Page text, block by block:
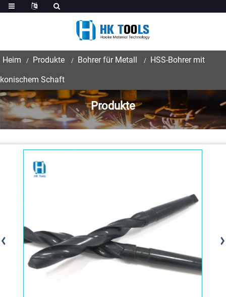
Heim Produkte Bohrer für Metall HSS-Bohrer mit
konischem Schaft
Produkte